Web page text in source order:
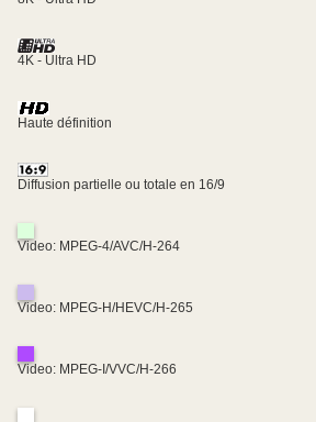
4K - Ultra HD
Haute définition
Diffusion partielle ou totale en 16/9
Video: MPEG-4/AVC/H-264
Video: MPEG-H/HEVC/H-265
Video: MPEG-I/VVC/H-266